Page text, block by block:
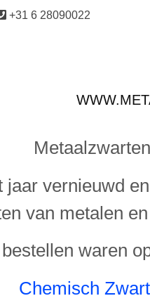
+31 6 28090022
vernieuwd
van metalen
waren
Chemisch